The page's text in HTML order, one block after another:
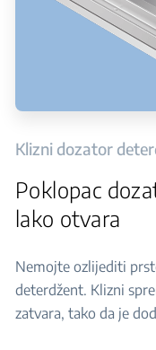
Klizni dozator
Poklopac
lako otvara
Nemojte ozlijediti
deterdžent. Klizni
zatvara, tako da je